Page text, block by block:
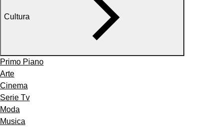
Cultura
Primo Piano
Arte
Cinema
Serie Tv
Moda
Musica